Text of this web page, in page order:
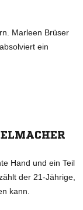
Marleen Brüser
ein
Hand und ein Teil
der 21-Jährige,
kann.